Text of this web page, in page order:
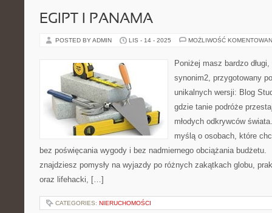
EGIPT I PANAMA
POSTED BY ADMIN LIS - 14 - 2025 MOŻLIWOŚĆ
Poniżej masz bardzo
synonim2, przygotowany
unikalnych wersji: Blog
gdzie tanie podróże
młodych odkrywców
myślą o osobach, które
bez poświęcania wygody i bez nadmiernego obciążania
znajdziesz pomysły na wyjazdy po różnych zakątkach globu,
oraz lifehacki, […]
CATEGORIES: NIERUCHOMOŚCI